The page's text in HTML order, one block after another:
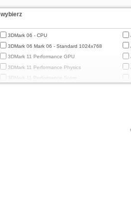
wybierz
3DMark 06 - CPU
3DMark 06 Mark 06 - Standard 1024x768
3DMark 11 Performance GPU
3DMark 11 Performance Physics
3DMark 11 Performance Score